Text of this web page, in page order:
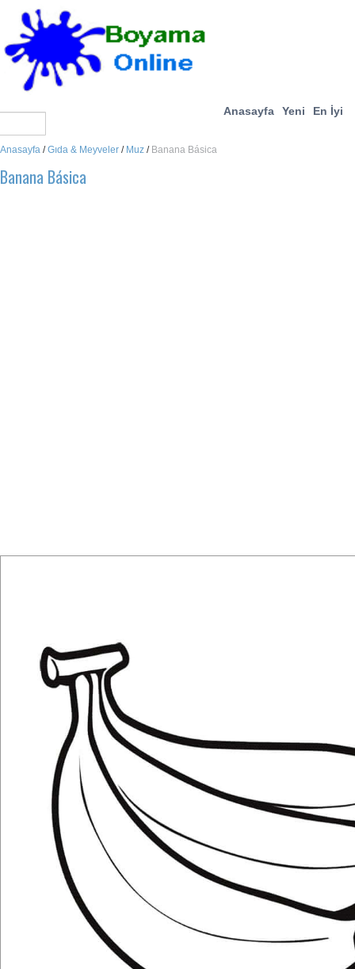
Anasayfa Yeni En İyi
Anasayfa /Gıda & Meyveler / Muz / Banana Básica
Banana Básica